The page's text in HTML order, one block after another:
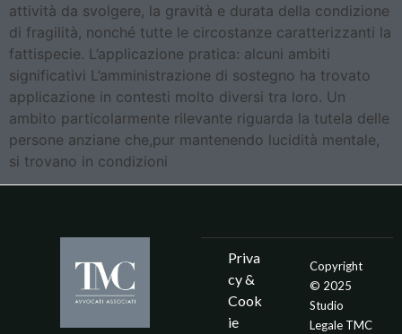
attività da svolgere, la gravità e durata della condizione
di fragilità, nonché tutte le circostanze caratterizzanti la
fattispecie. L’applicazione pratica: alcuni ambiti
significativi L’amministrazione di sostegno ha trovato
applicazione in contesti molto diversi tra loro. Un
ambito particolarmente rilevante riguarda la tutela delle
persone anziane che,pur mantenendo lucidità mentale,
si trovano in condizioni
Priva
cy &
Cook
ie
Copyright
© 2025
Studio
Legale TMC